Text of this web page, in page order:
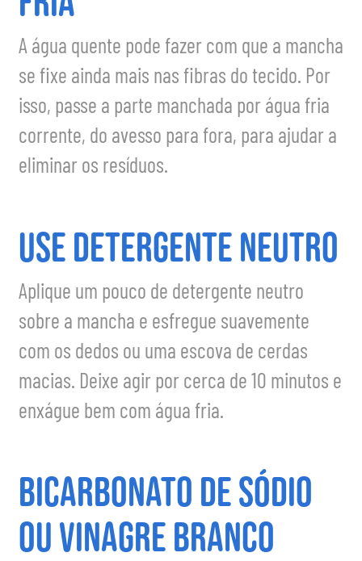
A água quente pode fazer com que a mancha
se fixe ainda mais nas fibras do tecido. Por
isso, passe a parte manchada por água fria
corrente, do avesso para fora, para ajudar a
eliminar os resíduos.
Use Detergente Neutro
Aplique um pouco de detergente neutro
sobre a mancha e esfregue suavemente
com os dedos ou uma escova de cerdas
macias. Deixe agir por cerca de 10 minutos e
enxágue bem com água fria.
Bicarbonato de Sódio
ou Vinagre Branco